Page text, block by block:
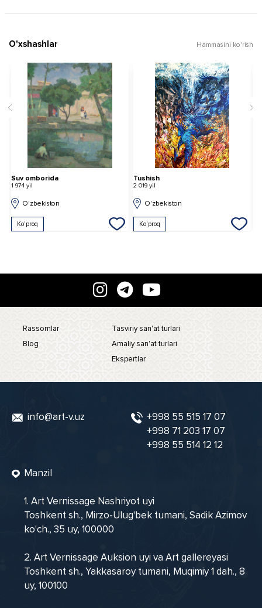
O'xshashlar Hammasini ko'rish
Suv omborida
1 974 yil
O'zbekiston
Ko'proq
Tushish
2 019 yil
O'zbekiston
Ko'proq
Rassomlar
Blog
Tasviriy san'at turlari
Amaliy san'at turlari
Ekspertlar
info@art-v.uz
+998 55 515 17 07
+998 71 203 17 07
+998 55 514 12 12
Manzil
1. Art Vernissage Nashriyot uyi
Toshkent sh., Mirzo-Ulug'bek tumani, Sadik Azimov
ko'ch., 35 uy, 100000
2. Art Vernissage Auksion uyi va Art gallereyasi
Toshkent sh., Yakkasaroy tumani, Muqimiy 1 dah., 8
uy, 100100